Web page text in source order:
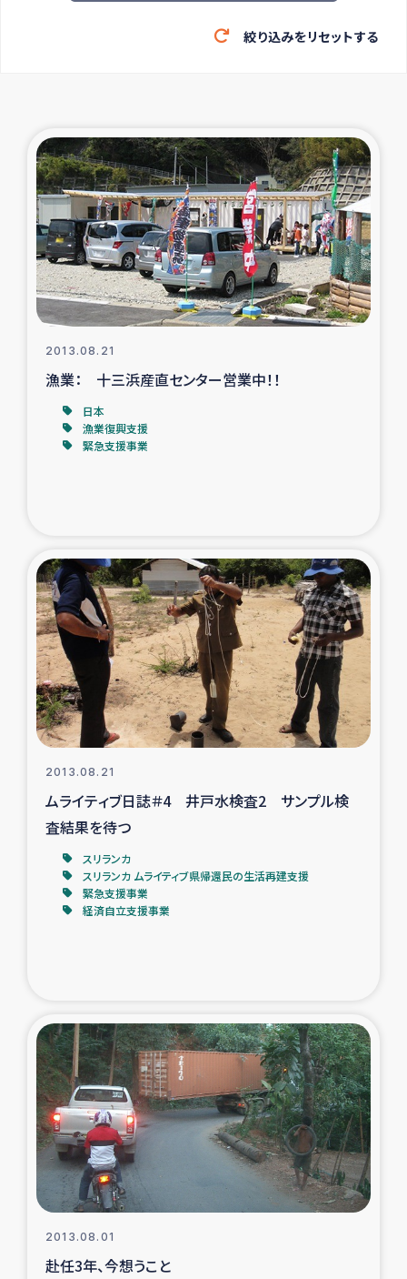
緊急救援の時代
東ティモール豪雨緊急支援
大雨による洪水被災者支援
カカオ生産者支援事業
シリア国内避難民・帰還民の生活再建支援
トルコにおけるシリア難民支援事業
インドネシア中部 スラウェシの地震・津波被災者支援
スリランカ ムライティブ県帰還民の生活再建支援
スリランカ南部洪水被災者支援
スリランカの南北女性をつなぐサリー・リサイクル・プロ
ジェクト
復興支援事業
民際教育事業
令和6年能登半島地震 緊急支援
タイ国境ミャンマー移民子ども支援
漁民によるマングローブ植林活動
レバノンでのシリア難民への食糧・越冬支援
レバノンにおける緊急支援
レバノンでのシリア難民・レバノン人への農業支援
絞り込みをリセットする
2013.08.21
漁業： 十三浜産直センター営業中！！
日本
漁業復興支援
緊急支援事業
2013.08.21
ムライティブ日誌＃4 井戸水検査2 サンプル検
査結果を待つ
スリランカ
スリランカ ムライティブ県帰還民の生活再建支援
緊急支援事業
経済自立支援事業
2013.08.01
赴任3年、今想うこと